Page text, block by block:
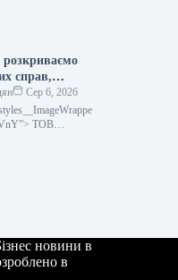
справ,
та
угоди
Сер 6, 2026
ТОВ
новини в
в